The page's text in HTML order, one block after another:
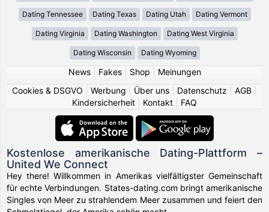
Dating Tennessee Dating Texas Dating Utah Dating Vermont
Dating Virginia Dating Washington Dating West Virginia
Dating Wisconsin Dating Wyoming
News| Fakes| Shop
Meinungen
Cookies & DSGVO
Werbung Über uns Datenschutz AGB
Kindersicherheit
Kontakt FAQ
Kostenlose amerikanische Dating-Plattform –
United We Connect
Hey there! Willkommen in Amerikas vielfältigster Gemeinschaft
für echte Verbindungen. States-dating.com bringt amerikanische
Singles von Meer zu strahlendem Meer zusammen und feiert den